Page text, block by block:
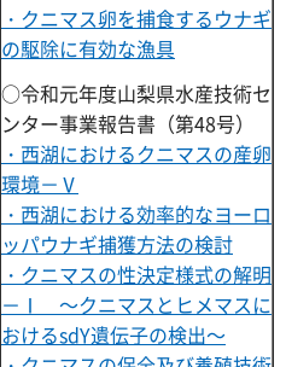
・クニマス卵を捕食するウナギ
の駆除に有効な漁具
○令和元年度山梨県水産技術セ
ンター事業報告書（第48号）
・西湖におけるクニマスの産卵
環境－Ⅴ
・西湖における効率的なヨーロ
ッパウナギ捕獲方法の検討
・クニマスの性決定様式の解明
－Ⅰ ～クニマスとヒメマスに
おけるsdY遺伝子の検出～